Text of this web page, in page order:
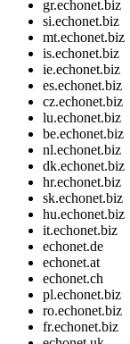
gr.echonet.biz
si.echonet.biz
mt.echonet.biz
is.echonet.biz
ie.echonet.biz
es.echonet.biz
cz.echonet.biz
lu.echonet.biz
be.echonet.biz
nl.echonet.biz
dk.echonet.biz
hr.echonet.biz
sk.echonet.biz
hu.echonet.biz
it.echonet.biz
echonet.de
echonet.at
echonet.ch
pl.echonet.biz
ro.echonet.biz
fr.echonet.biz